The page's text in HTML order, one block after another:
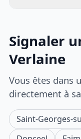
Signaler
Verlaine
Vous êtes dans
directement à
Saint-Georges-